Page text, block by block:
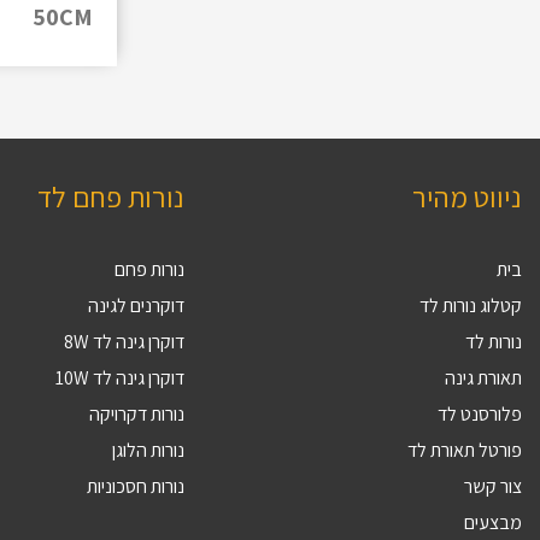
50CM
ניווט מהיר
בית
קטלוג נורות לד
נורות לד
תאורת גינה
פלורסנט לד
פורטל תאורת לד
צור קשר
מבצעים
נורות פחם לד
נורות פחם
דוקרנים לגינה
דוקרן גינה לד 8W
דוקרן גינה לד 10W
נורות דקרויקה
נורות הלוגן
נורות חסכוניות